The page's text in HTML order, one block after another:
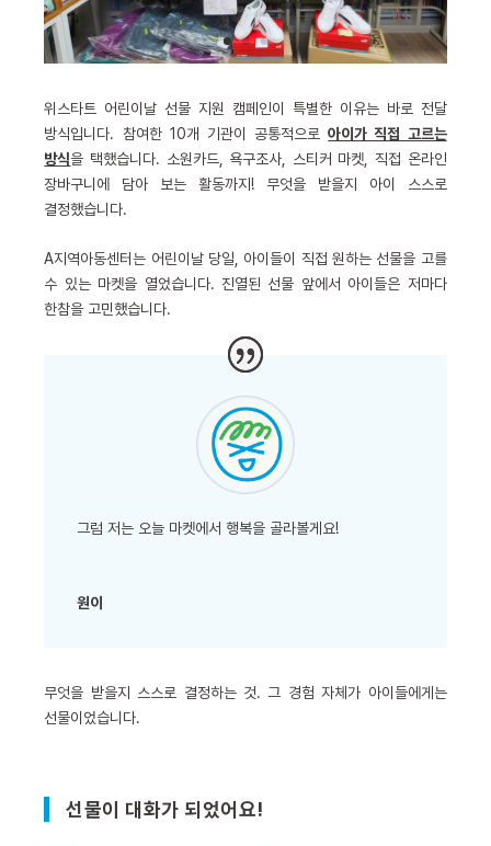
위스타트 어린이날 선물 지원 캠페인이 특별한 이유는 바로 전달
방식입니다. 참여한 10개 기관이 공통적으로아이가 직접 고르는
방식을 택했습니다. 소원카드, 욕구조사, 스티커 마켓, 직접 온라인
장바구니에 담아 보는 활동까지! 무엇을 받을지 아이 스스로
결정했습니다.
A지역아동센터는 어린이날 당일, 아이들이 직접 원하는 선물을 고를
수 있는 마켓을 열었습니다. 진열된 선물 앞에서 아이들은 저마다
한참을 고민했습니다.
그럼 저는 오늘 마켓에서 행복을 골라볼게요!
원이
무엇을 받을지 스스로 결정하는 것. 그 경험 자체가 아이들에게는
선물이었습니다.
선물이 대화가 되었어요!